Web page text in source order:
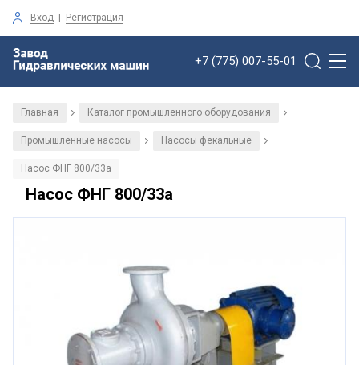
Вход | Регистрация
+7 (775) 007-55-01
Главная / Каталог промышленного оборудования /
Промышленные насосы / Насосы фекальные /
Насос ФНГ 800/33а
Насос ФНГ 800/33а